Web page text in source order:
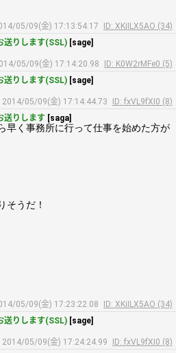
05/09(金) 17:13:54.17
ID: XKiILX5AO (34)
送りします(SSL) [sage]
05/09(金) 17:14:20.98
ID: K0W2rMFe0 (5)
送りします(SSL) [sage]
2014/05/09(金) 17:14:44.73
ID: fxVL9fXI0 (8)
送りします [saga]
早く事務所に行って仕事を始めた方が
そうだ！
05/09(金) 17:23:22.08
ID: XKiILX5AO (34)
送りします(SSL) [sage]
2014/05/09(金) 17:24:24.99
ID: fxVL9fXI0 (8)